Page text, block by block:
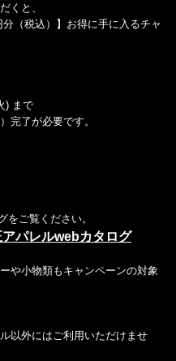
くと、
（税込）】お得に手に入るチャ
) まで
完了が必要です。
をご覧ください。
パレルwebカタログ
や小物類もキャンペーンの対象
以外にはご利用いただけませ